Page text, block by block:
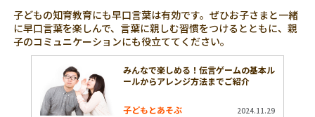
子どもの知育教育にも早口言葉は有効です。ぜひお子さまと一緒
に早口言葉を楽しんで、言葉に親しむ習慣をつけるとともに、親
子のコミュニケーションにも役立ててください。
みんなで楽しめる！伝言ゲームの基本ル
ールからアレンジ方法までご紹介
子どもとあそぶ 2024.11.29